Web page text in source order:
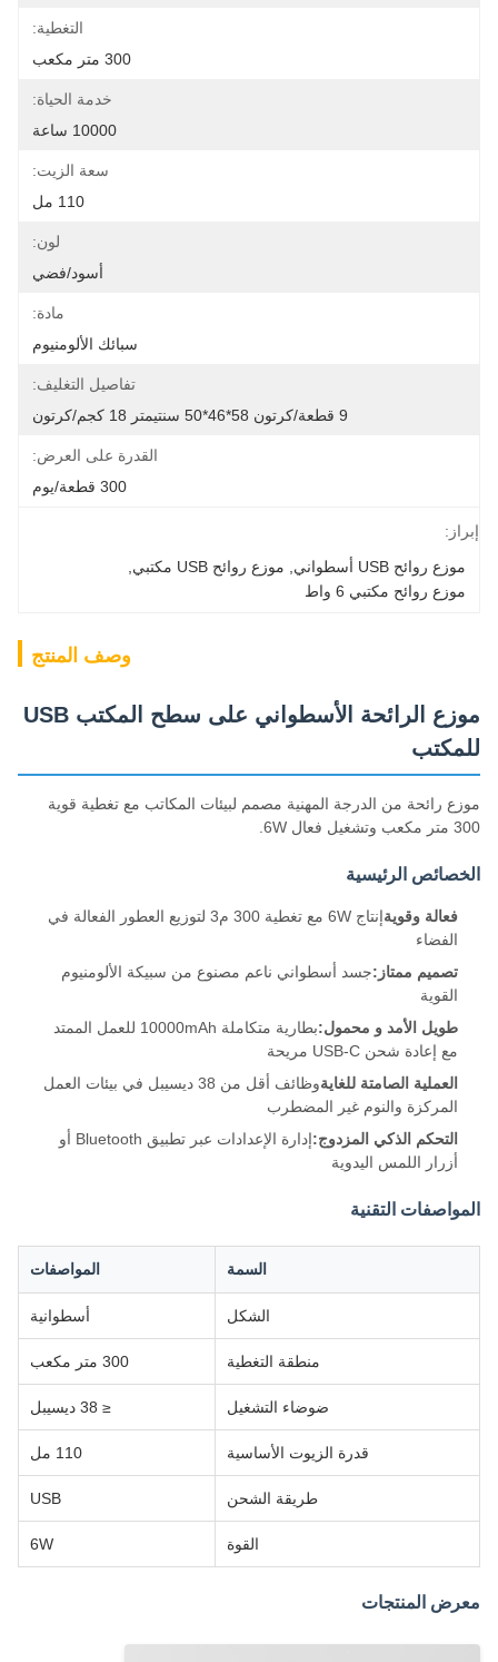
التغطية:
300 متر مكعب
خدمة الحياة:
10000 ساعة
سعة الزيت:
110 مل
لون:
أسود/فضي
مادة:
سبائك الألومنيوم
تفاصيل التغليف:
9 قطعة/كرتون 58*46*50 سنتيمتر 18 كجم/كرتون
القدرة على العرض:
300 قطعة/يوم
إبراز:
موزع روائح USB أسطواني
موزع روائح USB مكتبي
موزع روائح مكتبي 6 واط
وصف المنتج
موزع الرائحة الأسطواني على سطح المكتب USB
للمكتب
موزع رائحة من الدرجة المهنية مصمم لبيئات المكاتب مع تغطية قوية
300 متر مكعب وتشغيل فعال 6W.
الخصائص الرئيسية
فعالة وقوية
إنتاج 6W مع تغطية 300 م3 لتوزيع العطور الفعالة في
الفضاء
تصميم ممتاز:جسد أسطواني ناعم مصنوع من سبيكة الألومنيوم
القوية
طويل الأمد و محمول:
بطارية متكاملة 10000mAh للعمل الممتد
مع إعادة شحن USB-C مريحة
العملية الصامتة للغاية
وظائف أقل من 38 ديسيبل في بيئات العمل
المركزة والنوم غير المضطرب
التحكم الذكي المزدوج:
إدارة الإعدادات عبر تطبيق Bluetooth أو
أزرار اللمس اليدوية
المواصفات التقنية
السمة المواصفات
الشكل أسطوانية
منطقة التغطية 300 متر مكعب
ضوضاء التشغيل ≤ 38 ديسيبل
قدرة الزيوت الأساسية 110 مل
طريقة الشحن USB
القوة 6W
معرض المنتجات